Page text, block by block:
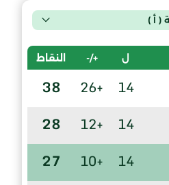
ل +/- النقاط
14
+26
38
14
+12
28
14
+10
27